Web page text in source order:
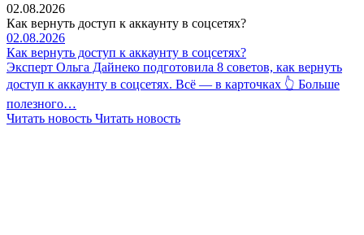
02.08.2026
Как вернуть доступ к аккаунту в соцсетях?
02.08.2026
Как вернуть доступ к аккаунту в соцсетях?
Эксперт Ольга Дайнеко подготовила 8 советов, как вернуть
доступ к аккаунту в соцсетях. Всё — в карточках 👆 Больше
полезного…
Читать новость Читать новость